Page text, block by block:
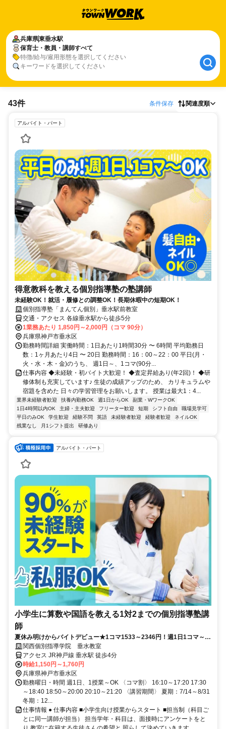
兵庫県東垂水駅
保育士・教員・講師すべて
特徴/給与/雇用形態を選択してください
キーワードを選択してください
43件 条件保存 関連度順
アルバイト・パート
得意教科を教える個別指導塾の塾講師
未経験OK！就活・履修との調整OK！長期休暇中の短期OK！
個別指導塾「まんてん個別」垂水駅前教室
交通・アクセス 各線垂水駅から徒歩5分
1業務あたり 1,850円～2,000円（コマ 90分）
兵庫県神戸市垂水区
勤務時間詳細 実働時間：1日あたり1時間30分 〜 6時間 平均勤務日
数：1ヶ月あたり4日 〜 20日 勤務時間：16：00～22：00 平日(月・
火・水・木・金)のうち、 週1日～、1コマ(90分...
仕事内容 ◆未経験・初バイト大歓迎！ ◆査定昇給あり(年2回)！ ◆研
修体制も充実しています♪ 生徒の成績アップのため、 カリキュラムや
宿題を含めた 日々の学習管理をお願いします。 授業は最大1：4...
業界未経験者歓迎 扶養内勤務OK 週1日からOK
副業・WワークOK
1日4時間以内OK
主婦・主夫歓迎 フリーター歓迎 短期 シフト自由
職場見学可
平日のみOK
学生歓迎 経験不問 英語 未経験者歓迎 経験者歓迎
ネイルOK
残業なし
月1シフト提出 研修あり
アルバイト・パート
小学生に算数や国語を教える1対2までの個別指導塾講
師
夏休み明けからバイトデビュー★1コマ1533～2346円！週1日1コマ～私
服でok◎
関西個別指導学院 垂水教室
アクセス JR神戸線 垂水駅 徒歩4分
時給1,150円～1,760円
兵庫県神戸市垂水区
勤務曜日・時間 週1日、1授業～OK 〈コマ割〉 16:10～17:20 17:30
～18:40 18:50～20:00 20:10～21:20 〈講習期間〉 夏期：7/14～8/31
冬期：12...
仕事情報 ● 仕事内容 ■小学生向け授業からスタート ■担当制（科目ご
とに同一講師が担当） 担当学年・科目は、面接時にアンケートをと